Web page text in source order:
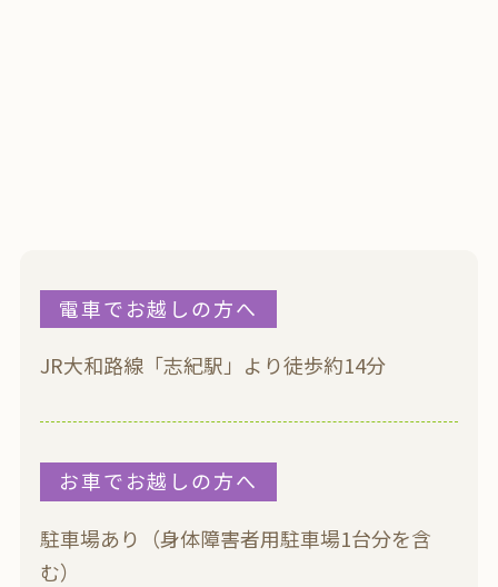
電車でお越しの方へ
JR大和路線「志紀駅」より徒歩約14分
お車でお越しの方へ
駐車場あり（身体障害者用駐車場1台分を含
む）